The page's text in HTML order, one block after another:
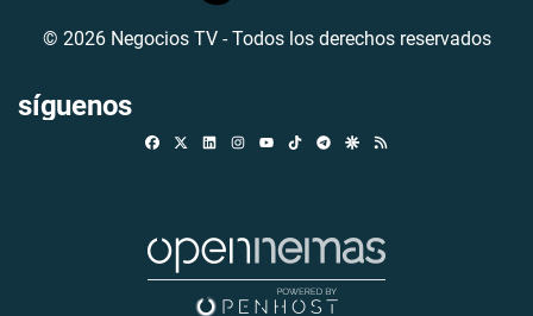
© 2026 Negocios TV - Todos los derechos reservados
síguenos
FacebookLinkedinInstagramTikTokTelegramGoogle Discover